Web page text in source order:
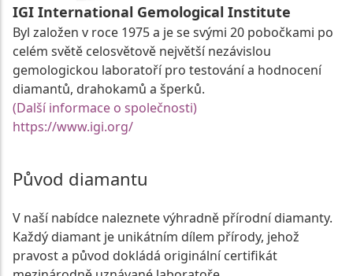
IGI International Gemological Institute
Byl založen v roce 1975 a je se svými 20 pobočkami po
celém světě celosvětově největší nezávislou
gemologickou laboratoří pro testování a hodnocení
diamantů, drahokamů a šperků.
(Další informace o společnosti)
https://www.igi.org/
Původ diamantu
V naší nabídce naleznete výhradně přírodní diamanty.
Každý diamant je unikátním dílem přírody, jehož
pravost a původ dokládá originální certifikát